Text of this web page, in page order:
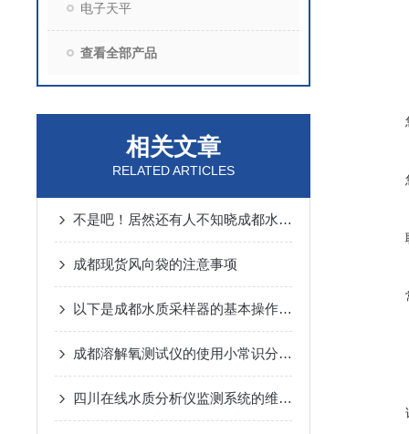
电子天平
查看全部产品
相关文章
RELATED ARTICLES
不是吧！居然还有人不知晓成都水质采样器功能的
成都现货风向袋的注意事项
以下是成都水质采样器的基本操作步骤
成都溶解氧测试仪的使用小常识分别是什么？
四川在线水质分析仪监测系统的维护工作